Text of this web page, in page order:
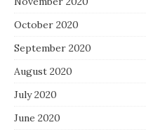
October 2020
September 2020
August 2020
July 2020
June 2020